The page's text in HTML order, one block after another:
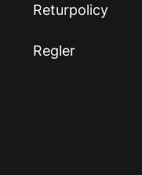
Returpolicy
Regler